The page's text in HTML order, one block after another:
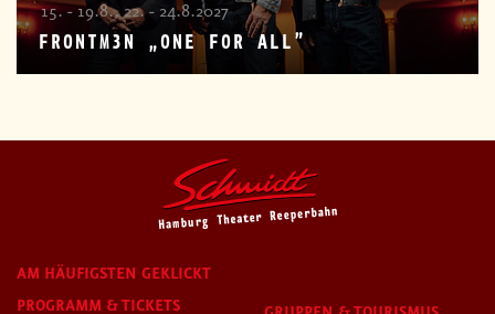
15. - 19.8., 22. - 24.8.2027
FRONTM3N „ONE FOR ALL”
AM HÄUFIGSTEN GEKLICKT
PROGRAMM & TICKETS